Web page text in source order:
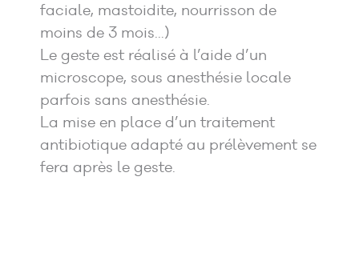
faciale, mastoidite, nourrisson de
moins de 3 mois…)
Le geste est réalisé à l’aide d’un
microscope, sous anesthésie locale
parfois sans anesthésie.
La mise en place d’un traitement
antibiotique adapté au prélèvement se
fera après le geste.